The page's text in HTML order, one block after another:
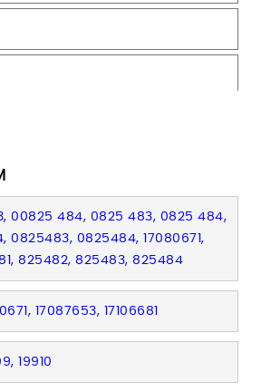
00825 484, 0825 483, 0825 484,
0825483, 0825484, 17080671,
825482, 825483, 825484
17087653, 17106681
19910